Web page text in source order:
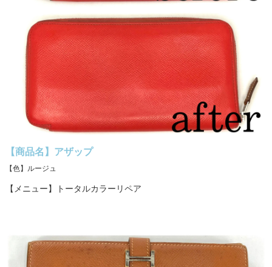
【商品名】アザップ
【色】ルージュ
【メニュー】トータルカラーリペア